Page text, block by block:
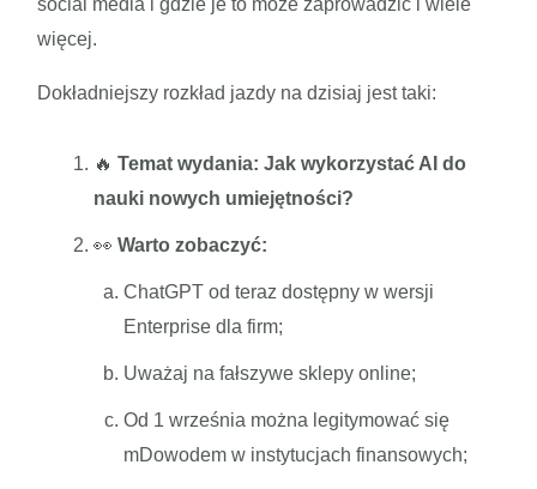
więcej.
Dokładniejszy rozkład jazdy na dzisiaj jest taki:
🔥 Temat wydania: Jak wykorzystać AI do
nauki nowych umiejętności?
👀 Warto zobaczyć:
ChatGPT od teraz dostępny w wersji
Enterprise dla firm;
Uważaj na fałszywe sklepy online;
Od 1 września można legitymować się
mDowodem w instytucjach finansowych;